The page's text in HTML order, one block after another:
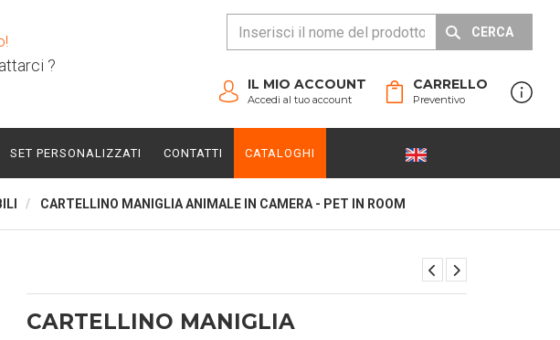
?
CERCA
CARRELLO
Preventivo
IL MIO ACCOUNT
Accedi al tuo account
SET PERSONALIZZATI CONTATTI CATALOGHI
CARTELLINO MANIGLIA ANIMALE IN CAMERA - PET IN ROOM
CARTELLINO MANIGLIA